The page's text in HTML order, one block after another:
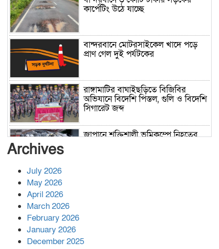
কার্পেটিং উঠে যাচ্ছে
বান্দরবানে মোটরসাইকেল খাদে পড়ে
প্রাণ গেল দুই পর্যটকের
রাঙ্গামাটির বাঘাইছড়িতে বিজিবির
অভিযানে বিদেশি পিস্তল, গুলি ও বিদেশি
সিগারেট জব্দ
জাপানে শক্তিশালী ভূমিকম্পে নিহতের
Archives
July 2026
May 2026
April 2026
March 2026
February 2026
January 2026
December 2025